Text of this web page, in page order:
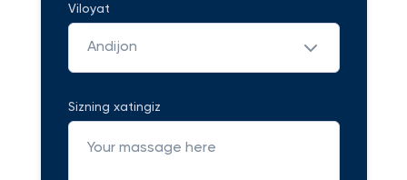
Viloyat
Andijon
Sizning xatingiz